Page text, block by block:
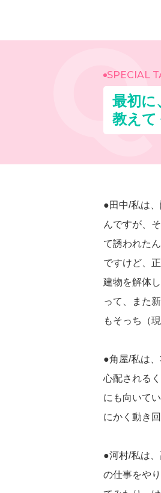
SPECIAL
最初に
教えて
●田中/私は
んですが、
て誘われた
ですけど、
建物を解体
って、また
もそっち（
●角屋/私は
心配される
にも向いて
にかく動き
●河村/私は
の仕事をや